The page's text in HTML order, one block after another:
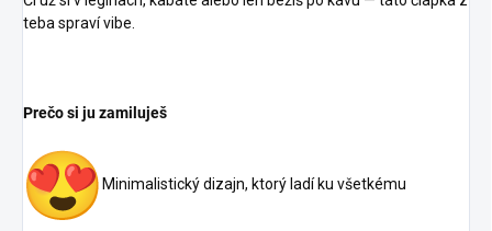
teba spraví vibe.
Prečo si ju zamiluješ
Minimalistický dizajn, ktorý ladí ku všetkému